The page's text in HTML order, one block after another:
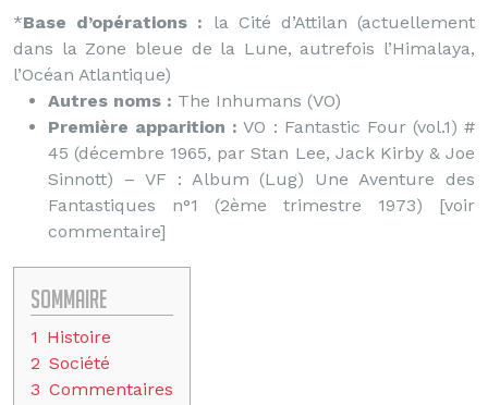
*Base d’opérations : la Cité d’Attilan (actuellement
dans la Zone bleue de la Lune, autrefois l’Himalaya,
l’Océan Atlantique)
Autres noms : The Inhumans (VO)
Première apparition : VO : Fantastic Four (vol.1) #
45 (décembre 1965, par Stan Lee, Jack Kirby & Joe
Sinnott) – VF : Album (Lug) Une Aventure des
Fantastiques n°1 (2ème trimestre 1973) [voir
commentaire]
Sommaire
1 Histoire
2 Société
3 Commentaires